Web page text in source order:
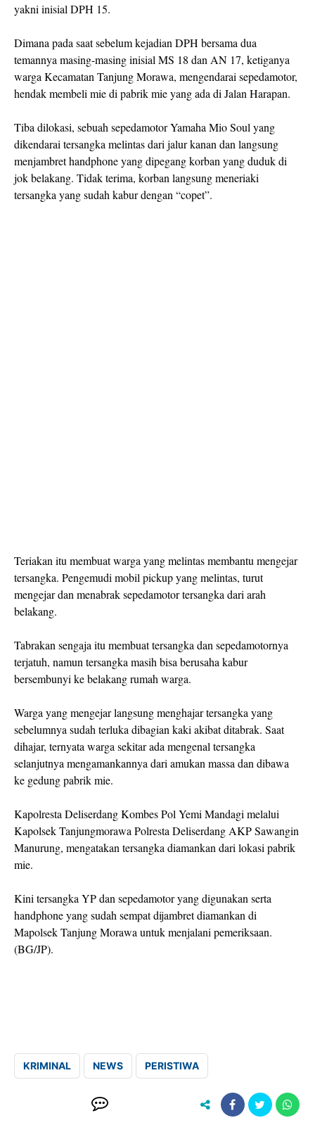
yakni inisial DPH 15.
Dimana pada saat sebelum kejadian DPH bersama dua
temannya masing-masing inisial MS 18 dan AN 17, ketiganya
warga Kecamatan Tanjung Morawa, mengendarai sepedamotor,
hendak membeli mie di pabrik mie yang ada di Jalan Harapan.
Tiba dilokasi, sebuah sepedamotor Yamaha Mio Soul yang
dikendarai tersangka melintas dari jalur kanan dan langsung
menjambret handphone yang dipegang korban yang duduk di
jok belakang. Tidak terima, korban langsung meneriaki
tersangka yang sudah kabur dengan “copet”.
Teriakan itu membuat warga yang melintas membantu mengejar
tersangka. Pengemudi mobil pickup yang melintas, turut
mengejar dan menabrak sepedamotor tersangka dari arah
belakang.
Tabrakan sengaja itu membuat tersangka dan sepedamotornya
terjatuh, namun tersangka masih bisa berusaha kabur
bersembunyi ke belakang rumah warga.
Warga yang mengejar langsung menghajar tersangka yang
sebelumnya sudah terluka dibagian kaki akibat ditabrak. Saat
dihajar, ternyata warga sekitar ada mengenal tersangka
selanjutnya mengamankannya dari amukan massa dan dibawa
ke gedung pabrik mie.
Kapolresta Deliserdang Kombes Pol Yemi Mandagi melalui
Kapolsek Tanjungmorawa Polresta Deliserdang AKP Sawangin
Manurung, mengatakan tersangka diamankan dari lokasi pabrik
mie.
Kini tersangka YP dan sepedamotor yang digunakan serta
handphone yang sudah sempat dijambret diamankan di
Mapolsek Tanjung Morawa untuk menjalani pemeriksaan.
(BG/JP).
KRIMINAL NEWS PERISTIWA